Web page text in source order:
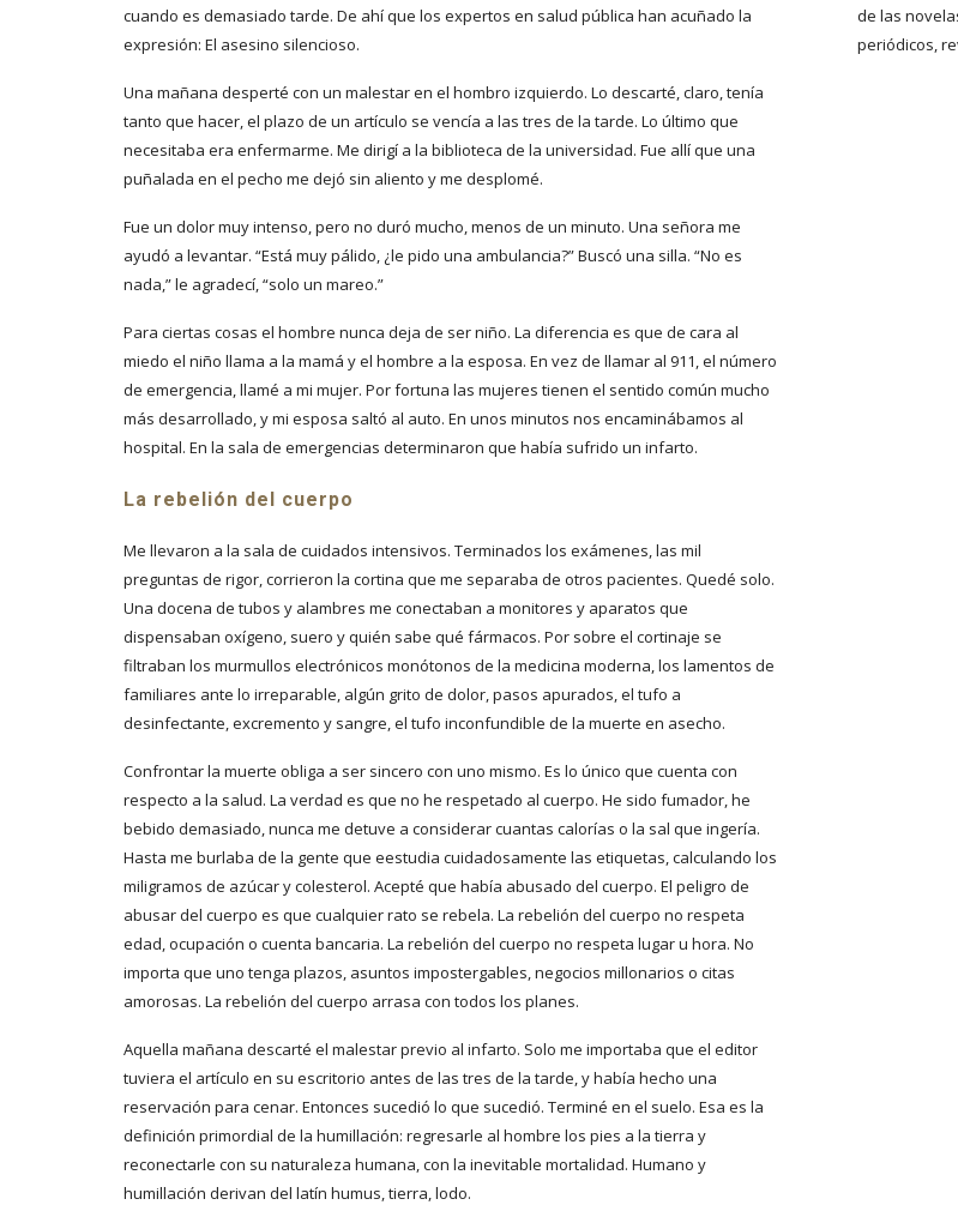
cuando es demasiado tarde. De ahí que los expertos en salud pública han acuñado la
expresión: El asesino silencioso.
Una mañana desperté con un malestar en el hombro izquierdo. Lo descarté, claro, tenía
tanto que hacer, el plazo de un artículo se vencía a las tres de la tarde. Lo último que
necesitaba era enfermarme. Me dirigí a la biblioteca de la universidad. Fue allí que una
puñalada en el pecho me dejó sin aliento y me desplomé.
Fue un dolor muy intenso, pero no duró mucho, menos de un minuto. Una señora me
ayudó a levantar. “Está muy pálido, ¿le pido una ambulancia?” Buscó una silla. “No es
nada,” le agradecí, “solo un mareo.”
Para ciertas cosas el hombre nunca deja de ser niño. La diferencia es que de cara al
miedo el niño llama a la mamá y el hombre a la esposa. En vez de llamar al 911, el número
de emergencia, llamé a mi mujer. Por fortuna las mujeres tienen el sentido común mucho
más desarrollado, y mi esposa saltó al auto. En unos minutos nos encaminábamos al
hospital. En la sala de emergencias determinaron que había sufrido un infarto.
La rebelión del cuerpo
Me llevaron a la sala de cuidados intensivos. Terminados los exámenes, las mil
preguntas de rigor, corrieron la cortina que me separaba de otros pacientes. Quedé solo.
Una docena de tubos y alambres me conectaban a monitores y aparatos que
dispensaban oxígeno, suero y quién sabe qué fármacos. Por sobre el cortinaje se
filtraban los murmullos electrónicos monótonos de la medicina moderna, los lamentos de
familiares ante lo irreparable, algún grito de dolor, pasos apurados, el tufo a
desinfectante, excremento y sangre, el tufo inconfundible de la muerte en asecho.
Confrontar la muerte obliga a ser sincero con uno mismo. Es lo único que cuenta con
respecto a la salud. La verdad es que no he respetado al cuerpo. He sido fumador, he
bebido demasiado, nunca me detuve a considerar cuantas calorías o la sal que ingería.
Hasta me burlaba de la gente que eestudia cuidadosamente las etiquetas, calculando los
miligramos de azúcar y colesterol. Acepté que había abusado del cuerpo. El peligro de
abusar del cuerpo es que cualquier rato se rebela. La rebelión del cuerpo no respeta
edad, ocupación o cuenta bancaria. La rebelión del cuerpo no respeta lugar u hora. No
importa que uno tenga plazos, asuntos impostergables, negocios millonarios o citas
amorosas. La rebelión del cuerpo arrasa con todos los planes.
Aquella mañana descarté el malestar previo al infarto. Solo me importaba que el editor
tuviera el artículo en su escritorio antes de las tres de la tarde, y había hecho una
reservación para cenar. Entonces sucedió lo que sucedió. Terminé en el suelo. Esa es la
definición primordial de la humillación: regresarle al hombre los pies a la tierra y
reconectarle con su naturaleza humana, con la inevitable mortalidad. Humano y
humillación derivan del latín humus, tierra, lodo.
de las
periódicos,